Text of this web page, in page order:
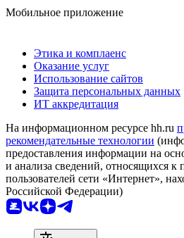
Мобильное приложение
Этика и комплаенс
Оказание услуг
Использование сайтов
Защита персональных данных
ИТ аккредитация
На информационном ресурсе hh.ru
рекомендательные технологии
предоставления информации на
и анализа сведений, относящихся к
пользователей сети «Интернет»,
Российской Федерации)